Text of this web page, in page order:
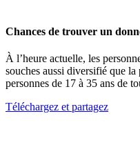
Chances de trouver un
À l’heure actuelle, les
souches aussi diversifié que
personnes de 17 à 35 ans de
Téléchargez et partagez